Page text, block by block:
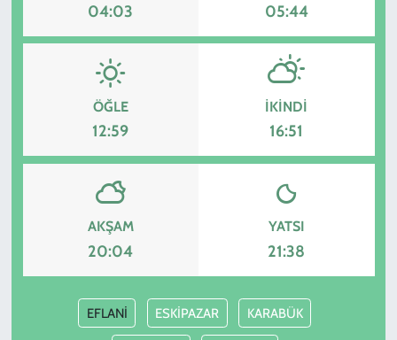
04:03 05:44
ÖĞLE
12:59
İKINDI
16:51
AKŞAM
20:04
YATSI
21:38
EFLANİ ESKİPAZAR KARABÜK